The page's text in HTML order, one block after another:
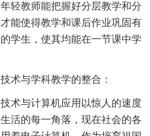
轻教师能把握好分层教学和分
能使得教学和课后作业巩固有
学生，使其均能在一节课中学
术与学科教学的整合：
术与计算机应用以惊人的速度
活的每一角落，现在社会的各